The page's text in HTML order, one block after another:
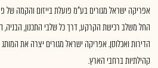
אפריקה ישראל מגורים בע"מ פועלת בייזום והקמה של
החל משלב רכישת הקרקע, דרך כל שלבי התכנון, הבניה,
הדירות ואכלוסן. אפריקה ישראל מגורים יצרה את המותג
קהילתיות ברחבי הארץ.